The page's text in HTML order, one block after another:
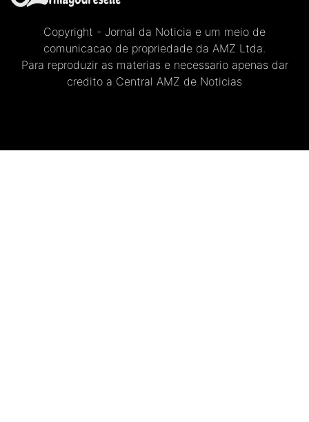
Copyright - Jornal da Noticia e um meio de
comunicacao de propriedade da AMZ Ltda.
Para reproduzir as materias e necessario apenas dar
credito a Central AMZ de Noticias